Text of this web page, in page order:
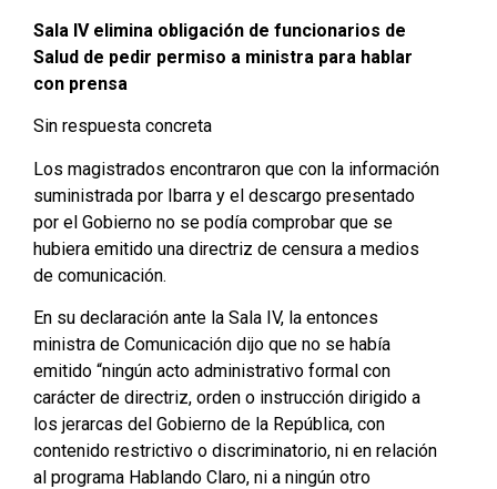
Sala IV elimina obligación de funcionarios de
Salud de pedir permiso a ministra para hablar
con prensa
Sin respuesta concreta
Los magistrados encontraron que con la información
suministrada por Ibarra y el descargo presentado
por el Gobierno no se podía comprobar que se
hubiera emitido una directriz de censura a medios
de comunicación.
En su declaración ante la Sala IV, la entonces
ministra de Comunicación dijo que no se había
emitido “ningún acto administrativo formal con
carácter de directriz, orden o instrucción dirigido a
los jerarcas del Gobierno de la República, con
contenido restrictivo o discriminatorio, ni en relación
al programa Hablando Claro, ni a ningún otro